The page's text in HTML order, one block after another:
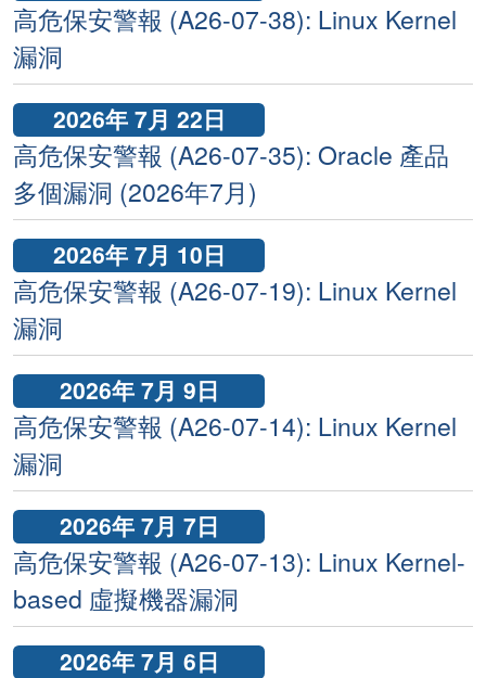
高危保安警報 (A26-07-38): Linux Kernel
漏洞
2026年 7月 22日
高危保安警報 (A26-07-35): Oracle 產品
多個漏洞 (2026年7月)
2026年 7月 10日
高危保安警報 (A26-07-19): Linux Kernel
漏洞
2026年 7月 9日
高危保安警報 (A26-07-14): Linux Kernel
漏洞
2026年 7月 7日
高危保安警報 (A26-07-13): Linux Kernel-
based 虛擬機器漏洞
2026年 7月 6日